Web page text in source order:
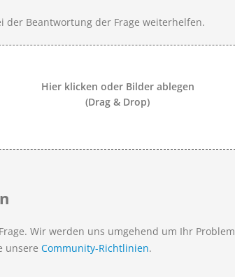
der Beantwortung der Frage weiterhelfen.
Hier klicken oder Bilder ablegen
(Drag & Drop)
Wir werden uns umgehend um Ihr
unsere Community-Richtlinien.